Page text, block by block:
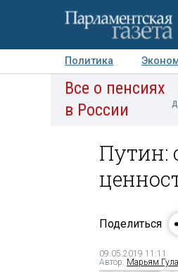
Политика
Авторы Персоны
Все о пенсиях
в России
Путин:
Поделиться
09.05.2019 11:11
Автор: Марьям